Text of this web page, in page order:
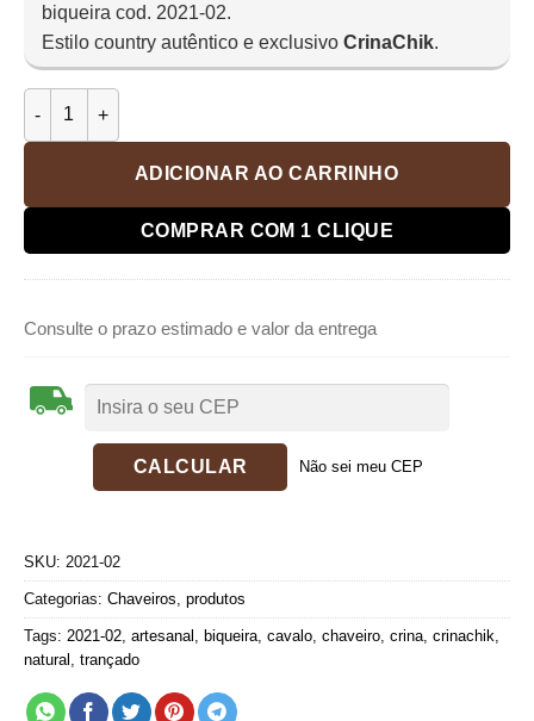
biqueira cod. 2021-02.
Estilo country autêntico e exclusivo CrinaChik.
ADICIONAR AO CARRINHO
COMPRAR COM 1 CLIQUE
Consulte o prazo estimado e valor da entrega
Não sei meu CEP
SKU: 2021-02
Categorias: Chaveiros produtos
Tags: 2021-02 artesanal biqueira cavalo chaveiro crina crinachik
natural trançado